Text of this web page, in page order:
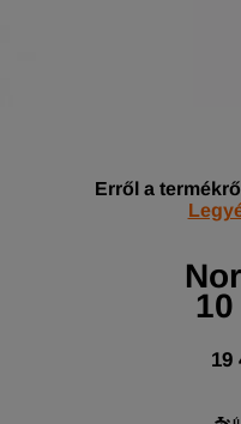
Erről a
19